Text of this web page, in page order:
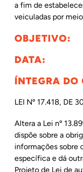
a fim de
veiculadas por
OBJETIVO:
DATA:
ÍNTEGRA DO
LEI Nº 17.418, DE
Altera a Lei nº
dispõe sobre a
informações sobre
específica e dá
Projeto de Lei de